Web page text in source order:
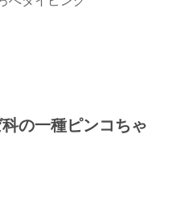
の一種ピンコちゃ